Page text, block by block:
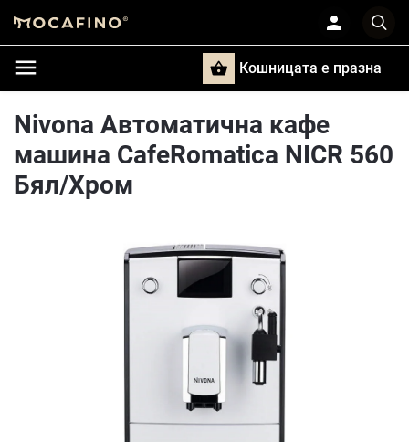
Кошницата e празна
Nivona Автоматична кафе
машина CafeRomatica NICR 560
Бял/Хром